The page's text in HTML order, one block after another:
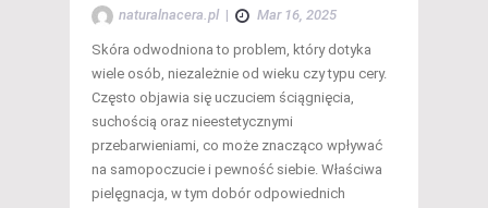
naturalnacera.pl | Mar 16, 2025
Skóra odwodniona to problem, który dotyka
wiele osób, niezależnie od wieku czy typu cery.
Często objawia się uczuciem ściągnięcia,
suchością oraz nieestetycznymi
przebarwieniami, co może znacząco wpływać
na samopoczucie i pewność siebie. Właściwa
pielęgnacja, w tym dobór odpowiednich